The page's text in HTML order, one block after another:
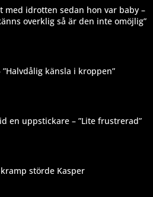
med idrotten sedan hon var baby –
overklig så är den inte omöjlig”
känsla i kroppen”
en uppstickare – ”Lite frustrerad”
störde Kasper